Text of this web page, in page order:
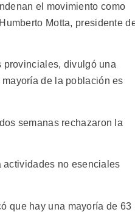
el movimiento como
Motta, presidente
provinciales, divulgó una
de la población es
semanas rechazaron la
actividades no esenciales
que hay una mayoría de 63